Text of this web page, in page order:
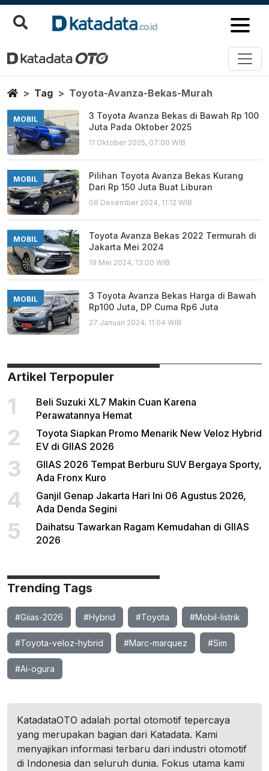
Toyota Avanza Bekas Murah
Berita Terbaru
HomeTag Toyota-Avanza-Bekas-Murah
MOBIL
3 Toyota Avanza Bekas di Bawah Rp 100
Juta Pada Oktober 2025
11 Oktober 2025, 07:00 WIB
MOBIL
Pilihan Toyota Avanza Bekas Kurang
Dari Rp 150 Juta Buat Liburan
08 Desember 2024, 11:12 WIB
MOBIL
Toyota Avanza Bekas 2022 Termurah di
Jakarta Mei 2024
19 Mei 2024, 13:00 WIB
MOBIL
3 Toyota Avanza Bekas Harga di Bawah
Rp100 Juta, DP Cuma Rp6 Juta
27 Januari 2024, 11:04 WIB
Artikel Terpopuler
1
Beli Suzuki XL7 Makin Cuan Karena
Perawatannya Hemat
2
Toyota Siapkan Promo Menarik New Veloz Hybrid
EV di GIIAS 2026
3
GIIAS 2026 Tempat Berburu SUV Bergaya Sporty,
Ada Fronx Kuro
4
Ganjil Genap Jakarta Hari Ini 06 Agustus 2026,
Ada Denda Segini
5
Daihatsu Tawarkan Ragam Kemudahan di GIIAS
2026
Trending Tags
#Giias-2026 #Hybrid #Toyota #Mobil-listrik
#Toyota-veloz-hybrid #Marc-marquez #Sim
#Ai-ogura
KatadataOTO adalah portal otomotif tepercaya
yang merupakan bagian dari Katadata. Kami
menyajikan informasi terbaru dari industri otomotif
di Indonesia dan seluruh dunia. Fokus utama kami